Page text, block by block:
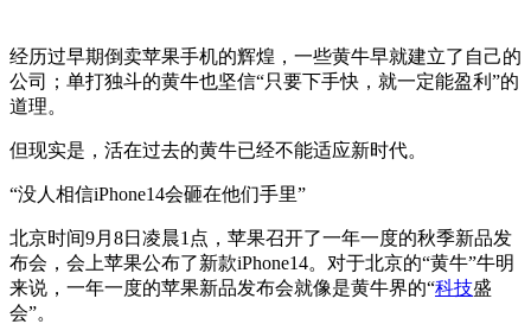
经历过早期倒卖苹果手机的辉煌，一些黄牛早就建立了自己的
公司；单打独斗的黄牛也坚信“只要下手快，就一定能盈利”的
道理。
但现实是，活在过去的黄牛已经不能适应新时代。
“没人相信iPhone14会砸在他们手里”
北京时间9月8日凌晨1点，苹果召开了一年一度的秋季新品发
布会，会上苹果公布了新款iPhone14。对于北京的“黄牛”牛明
来说，一年一度的苹果新品发布会就像是黄牛界的“科技盛
会”。